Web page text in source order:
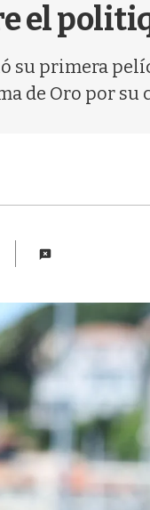
el
su primera
de Oro por su